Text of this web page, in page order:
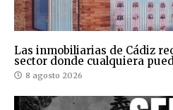
Las inmobiliarias de Cádiz
sector donde cualquiera
8 agosto 2026